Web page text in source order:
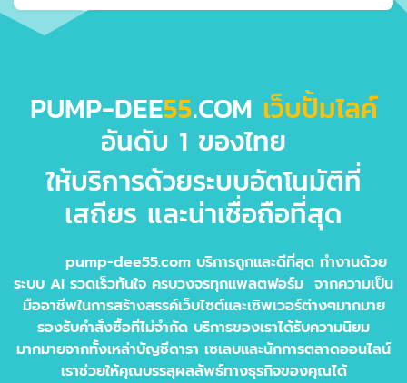
PUMP-DEE55.COM เว็บปั้มไลค์
อันดับ 1 ของไทย
ให้บริการด้วยระบบอัตโนมัติที่
เสถียร และน่าเชื่อถือที่สุด
pump-dee55.com บริการถูกและดีที่สุด ทำงานด้วย
ระบบ AI รวดเร็วทันใจ ครบวงจรทุกแพลตฟอร์ม จากความเป็น
มืออาชีพในการสร้างสรรค์เว็บไซต์และเซิพเวอร์ต่างๆมากมาย
รองรับคำสั่งซื้อที่ไม่จำกัด บริการของเราได้รับความนิยม
มากมายจากทั้งเหล่าบัญชีดารา เซเลบและนักการตลาดออนไลน์
เราช่วยให้คุณบรรลุผลลัพธ์ทางธุรกิจของคุณได้